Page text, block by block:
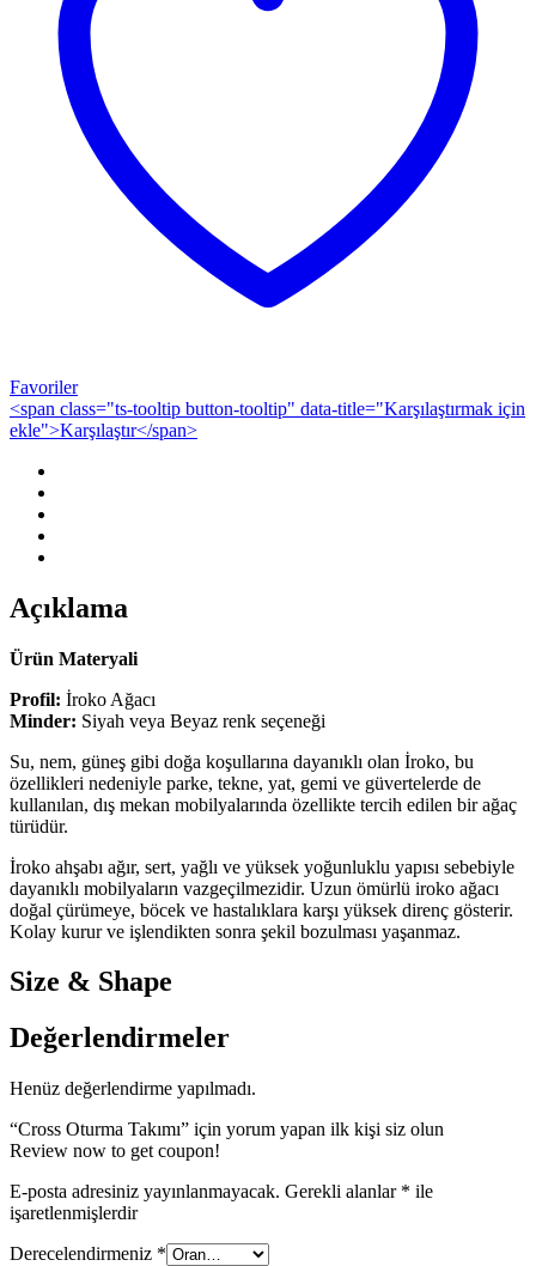
Favoriler
<span class="ts-tooltip button-tooltip" data-title="Karşılaştırmak için
ekle">Karşılaştır</span>
Açıklama
Ürün Materyali
Profil: İroko Ağacı
Minder: Siyah veya Beyaz renk seçeneği
Su, nem, güneş gibi doğa koşullarına dayanıklı olan İroko, bu
özellikleri nedeniyle parke, tekne, yat, gemi ve güvertelerde de
kullanılan, dış mekan mobilyalarında özellikte tercih edilen bir ağaç
türüdür.
İroko ahşabı ağır, sert, yağlı ve yüksek yoğunluklu yapısı sebebiyle
dayanıklı mobilyaların vazgeçilmezidir. Uzun ömürlü iroko ağacı
doğal çürümeye, böcek ve hastalıklara karşı yüksek direnç gösterir.
Kolay kurur ve işlendikten sonra şekil bozulması yaşanmaz.
Size & Shape
Değerlendirmeler
Henüz değerlendirme yapılmadı.
“Cross Oturma Takımı” için yorum yapan ilk kişi siz olun
Review now to get coupon!
E-posta adresiniz yayınlanmayacak. Gerekli alanlar * ile
işaretlenmişlerdir
Derecelendirmeniz *